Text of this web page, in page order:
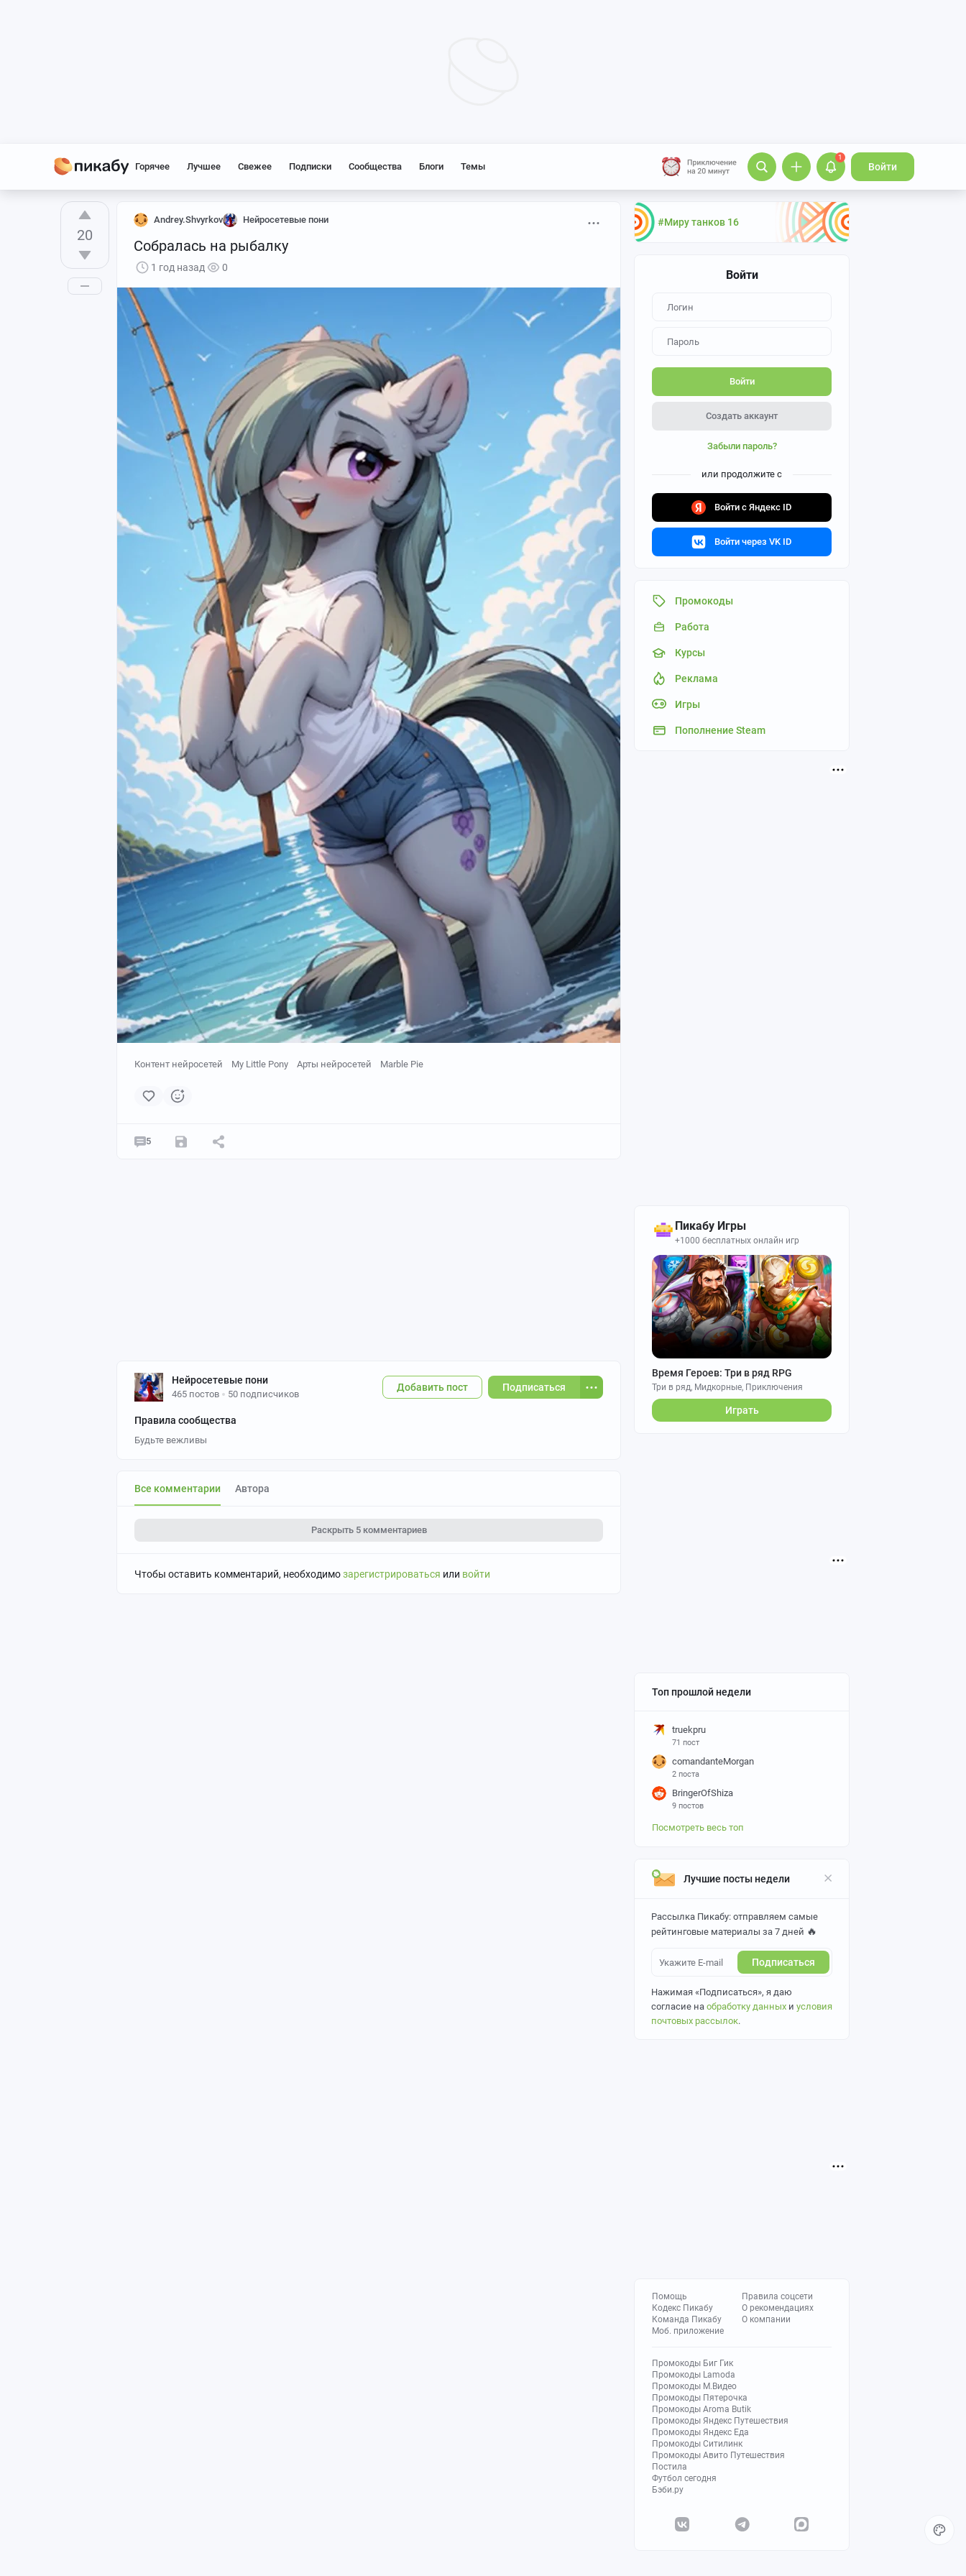
Горячее Лучшее Свежее Подписки Сообщества Блоги Темы
1
Войти
#Миру танков 16
Войти
Войти
Создать аккаунт
Забыли пароль?
или продолжите с
Войти с Яндекс ID
Войти через VK ID
Промокоды
Работа
Курсы
Реклама
Игры
Пополнение Steam
Пикабу Игры
+1000 бесплатных онлайн игр
Время Героев: Три в ряд RPG
Три в ряд, Мидкорные, Приключения
Играть
Топ прошлой недели
truekpru
71 пост
comandanteMorgan
2 поста
BringerOfShiza
9 постов
Посмотреть весь топ
Лучшие посты недели
Рассылка Пикабу: отправляем самые
рейтинговые материалы за 7 дней 🔥
Подписаться
Нажимая «Подписаться», я даю
согласие на обработку данных и условия
почтовых рассылок.
Помощь
Кодекс Пикабу
Команда Пикабу
Моб. приложение
Правила соцсети
О рекомендациях
О компании
Промокоды Биг Гик
Промокоды Lamoda
Промокоды М.Видео
Промокоды Пятерочка
Промокоды Aroma Butik
Промокоды Яндекс Путешествия
Промокоды Яндекс Еда
Промокоды Ситилинк
Промокоды Авито Путешествия
Постила
Футбол сегодня
Бэби.ру
20
Andrey.Shvyrkov Нейросетевые пони
Собралась на рыбалку
1 год назад 0
Контент нейросетей My Little Pony Арты нейросетей Marble Pie
5
Нейросетевые пони
465 постов 50 подписчиков
Подписаться
Добавить пост
Правила сообщества
Будьте вежливы
Все комментарии Автора
Раскрыть 5 комментариев
Чтобы оставить комментарий, необходимозарегистрироваться или войти